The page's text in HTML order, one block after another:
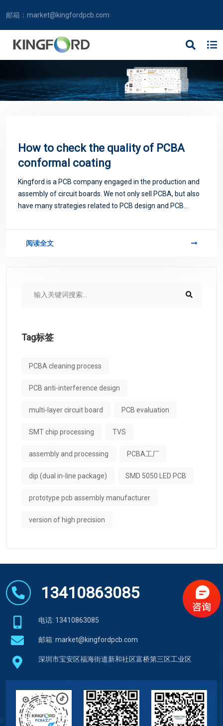
邮箱： market@kingfordpcb.com
How to check the quality of PCBA
conformal coating
Kingford is a PCB company engaged in the production and
assembly of circuit boards. We not only sell PCBA, but also
have many strategies related to PCB design and PCB
阅读全文
Tag标签
PCBA cleaning process
PCB anti-interference design
multi-layer circuit board PCB evaluation
SMT chip processing TVS
assembly and processing PCBA工厂
dip (dual in-line package) SMD 5050 LED PCB
prototype pcb assembly manufacturer
version of high precision
13410863085
电话: 13410863085
邮箱: market@kingfordpcb.com
深圳市宝安区福海街道新和社区富桥第三区工业区